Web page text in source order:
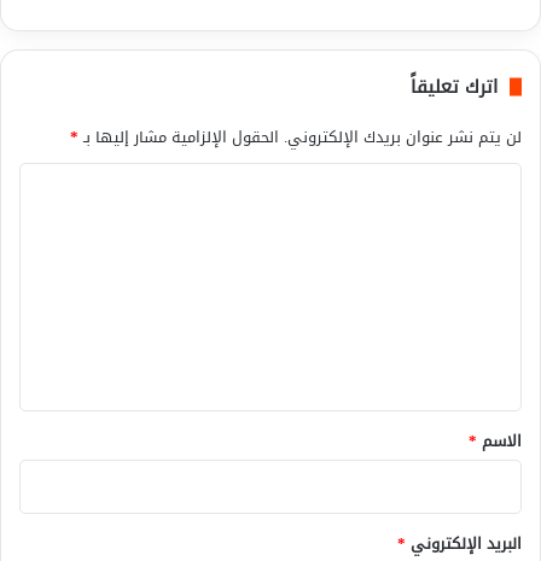
اترك تعليقاً
لن يتم نشر عنوان بريدك الإلكتروني. الحقول الإلزامية مشار إليها بـ*
*
الاسم *
البريد الإلكتروني *